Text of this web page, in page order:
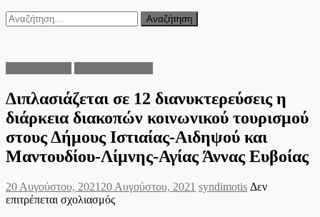
Αναζήτηση
για:
Διπλασιάζεται σε 12 διανυκτερεύσεις η
διάρκεια διακοπών κοινωνικού τουρισμού
στους Δήμους Ιστιαίας-Αιδηψού και
Μαντουδίου-Λίμνης-Αγίας Άννας Ευβοίας
Posted
on
20 Αυγούστου, 2021 20 Αυγούστου, 2021 Author
syndimotis Δεν
επιτρέπεται σχολιασμόςστο